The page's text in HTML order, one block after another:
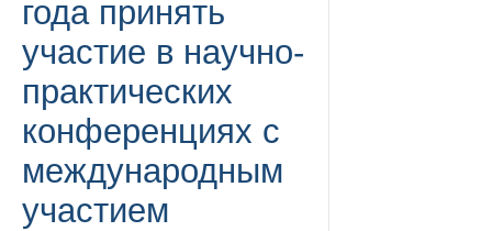
года принять
участие в научно-
практических
конференциях с
международным
участием